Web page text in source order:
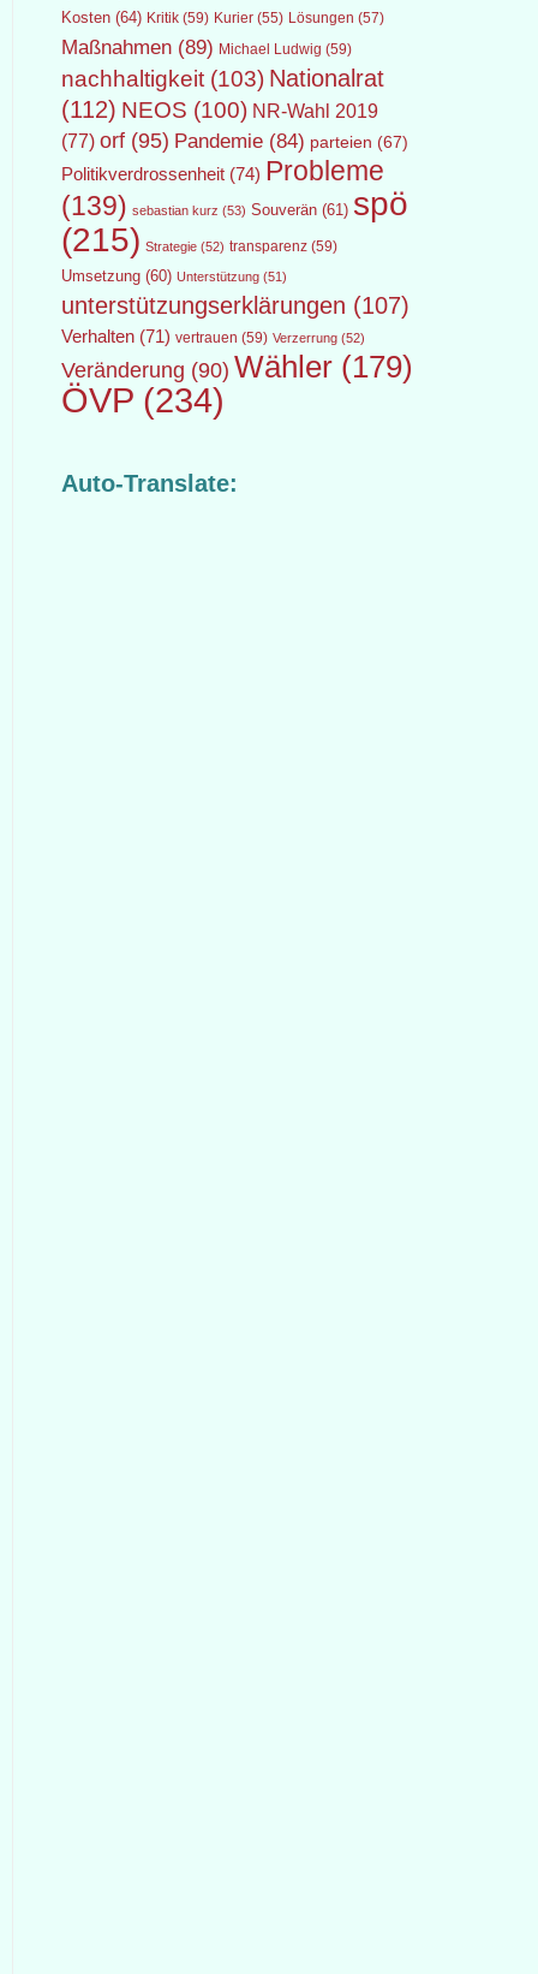
Kosten (64) Kritik (59) Kurier (55) Lösungen (57)
Maßnahmen (89) Michael Ludwig (59)
nachhaltigkeit (103) Nationalrat
(112) NEOS (100) NR-Wahl 2019
(77) orf (95) Pandemie (84) parteien (67)
Politikverdrossenheit (74) Probleme
(139) sebastian kurz (53) Souverän (61) spö
(215) Strategie (52) transparenz (59)
Umsetzung (60) Unterstützung (51)
unterstützungserklärungen (107)
Verhalten (71) vertrauen (59) Verzerrung (52)
Veränderung (90) Wähler (179)
ÖVP (234)
Auto-Translate: